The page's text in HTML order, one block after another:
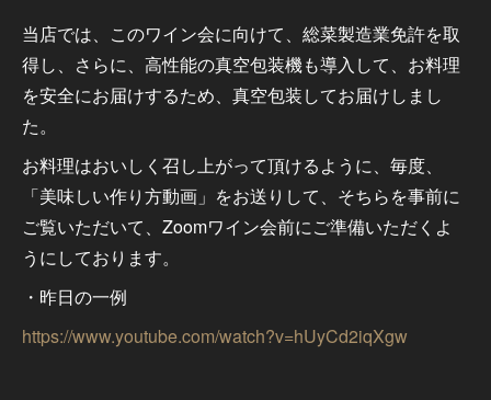
当店では、このワイン会に向けて、総菜製造業免許を取
得し、さらに、高性能の真空包装機も導入して、お料理
を安全にお届けするため、真空包装してお届けしまし
た。
お料理はおいしく召し上がって頂けるように、毎度、
「美味しい作り方動画」をお送りして、そちらを事前に
ご覧いただいて、Zoomワイン会前にご準備いただくよ
うにしております。
・昨日の一例
https://www.youtube.com/watch?v=hUyCd2iqXgw